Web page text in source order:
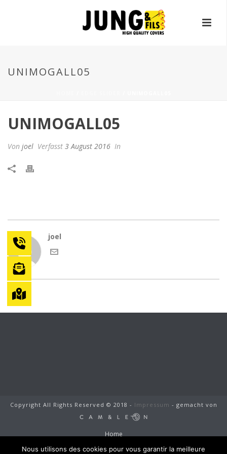
UNIMOGALL05
UNIMOGALL05
Von joel Verfasst 3 August 2016 In
joel
Copyright All Rights Reserved © 2018 - Impressum - gemacht von
Home
Jung und Sohn
Nous utilisons des cookies pour vous garantir la meilleure